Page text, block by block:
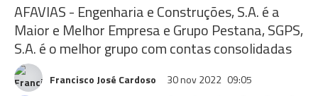
AFAVIAS - Engenharia e Construções, S.A. é a
Maior e Melhor Empresa e Grupo Pestana, SGPS,
S.A. é o melhor grupo com contas consolidadas
Francisco José Cardoso 30 nov 2022 09:05